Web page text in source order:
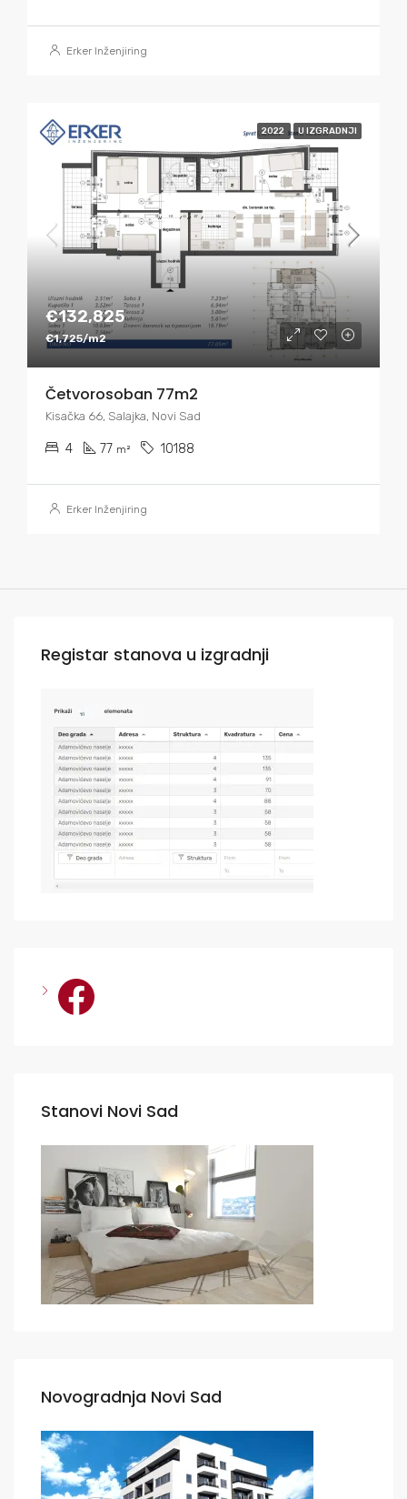
Erker Inženjiring
2022 U IZGRADNJI
€132,825
€1,725/m2
Četvorosoban 77m2
Kisačka 66, Salajka, Novi Sad
4 77 m² 10188
Erker Inženjiring
Registar stanova u izgradnji
Facebook
Stanovi Novi Sad
Novogradnja Novi Sad